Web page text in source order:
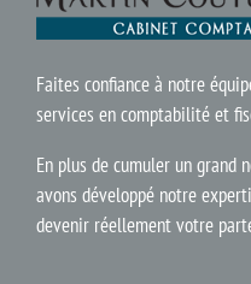
Faites confiance à notre
services en comptabilité et
En plus de cumuler un grand
avons développé notre
devenir réellement votre